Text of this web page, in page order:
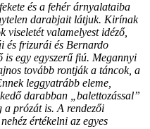
és a fehér árnyalataiba
darabjait látjuk. Kirínak
valamelyest idéző,
és frizurái és Bernardo
is egy egyszerű fiú. Megannyi
tovább rontják a táncok, a
leggyatrább eleme,
darabban „balettozással”
a prózát is. A rendezői
értékelni az egyes